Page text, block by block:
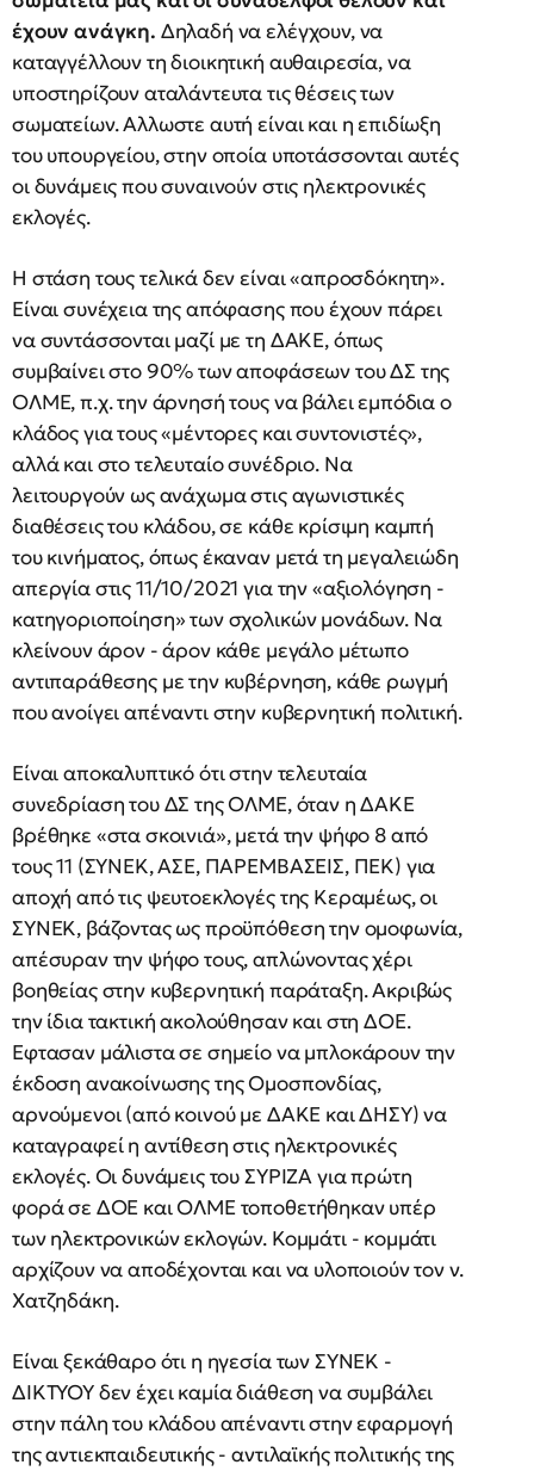
έχουν ανάγκη. Δηλαδή να ελέγχουν, να
καταγγέλλουν τη διοικητική αυθαιρεσία, να
υποστηρίζουν αταλάντευτα τις θέσεις των
σωματείων. Αλλωστε αυτή είναι και η επιδίωξη
του υπουργείου, στην οποία υποτάσσονται αυτές
οι δυνάμεις που συναινούν στις ηλεκτρονικές
εκλογές.
Η στάση τους τελικά δεν είναι «απροσδόκητη».
Είναι συνέχεια της απόφασης που έχουν πάρει
να συντάσσονται μαζί με τη ΔΑΚΕ, όπως
συμβαίνει στο 90% των αποφάσεων του ΔΣ της
ΟΛΜΕ, π.χ. την άρνησή τους να βάλει εμπόδια ο
κλάδος για τους «μέντορες και συντονιστές»,
αλλά και στο τελευταίο συνέδριο. Να
λειτουργούν ως ανάχωμα στις αγωνιστικές
διαθέσεις του κλάδου, σε κάθε κρίσιμη καμπή
του κινήματος, όπως έκαναν μετά τη μεγαλειώδη
απεργία στις 11/10/2021 για την «αξιολόγηση -
κατηγοριοποίηση» των σχολικών μονάδων. Να
κλείνουν άρον - άρον κάθε μεγάλο μέτωπο
αντιπαράθεσης με την κυβέρνηση, κάθε ρωγμή
που ανοίγει απέναντι στην κυβερνητική πολιτική.
Είναι αποκαλυπτικό ότι στην τελευταία
συνεδρίαση του ΔΣ της ΟΛΜΕ, όταν η ΔΑΚΕ
βρέθηκε «στα σκοινιά», μετά την ψήφο 8 από
τους 11 (ΣΥΝΕΚ, ΑΣΕ, ΠΑΡΕΜΒΑΣΕΙΣ, ΠΕΚ) για
αποχή από τις ψευτοεκλογές της Κεραμέως, οι
ΣΥΝΕΚ, βάζοντας ως προϋπόθεση την ομοφωνία,
απέσυραν την ψήφο τους, απλώνοντας χέρι
βοηθείας στην κυβερνητική παράταξη. Ακριβώς
την ίδια τακτική ακολούθησαν και στη ΔΟΕ.
Εφτασαν μάλιστα σε σημείο να μπλοκάρουν την
έκδοση ανακοίνωσης της Ομοσπονδίας,
αρνούμενοι (από κοινού με ΔΑΚΕ και ΔΗΣΥ) να
καταγραφεί η αντίθεση στις ηλεκτρονικές
εκλογές. Οι δυνάμεις του ΣΥΡΙΖΑ για πρώτη
φορά σε ΔΟΕ και ΟΛΜΕ τοποθετήθηκαν υπέρ
των ηλεκτρονικών εκλογών. Κομμάτι - κομμάτι
αρχίζουν να αποδέχονται και να υλοποιούν τον ν.
Χατζηδάκη.
Είναι ξεκάθαρο ότι η ηγεσία των ΣΥΝΕΚ -
ΔΙΚΤΥΟΥ δεν έχει καμία διάθεση να συμβάλει
στην πάλη του κλάδου απέναντι στην εφαρμογή
της αντιεκπαιδευτικής - αντιλαϊκής πολιτικής της